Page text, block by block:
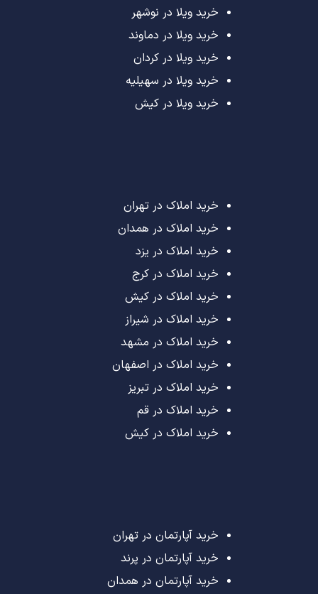
خرید ویلا در نوشهر
خرید ویلا در دماوند
خرید ویلا در کردان
خرید ویلا در سهیلیه
خرید ویلا در کیش
خرید املاک در تهران
خرید املاک در همدان
خرید املاک در یزد
خرید املاک در کرج
خرید املاک در کیش
خرید املاک در شیراز
خرید املاک در مشهد
خرید املاک در اصفهان
خرید املاک در تبریز
خرید املاک در قم
خرید املاک در کیش
خرید آپارتمان در تهران
خرید آپارتمان در پرند
خرید آپارتمان در همدان